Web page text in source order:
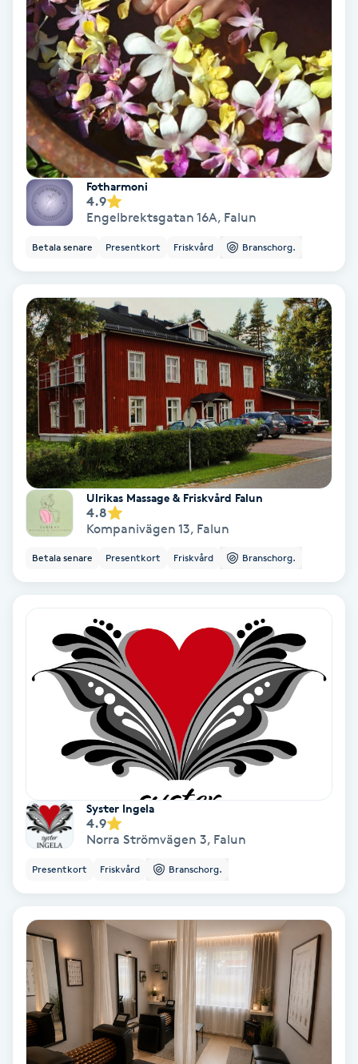
Läpptatuering
Makeup
Manikyr & Pedikyr
Massage
Medial vägledning
Meditation
Medium
Megavolymfransar
Melasma
Mesoterapi
MicroPen
Microshading
Mixfransar
Nagelförlängning
Nagelförlängning akryl
Nagelförlängning gelé
Nagelförlängning glasfiber
Nagelförlängning silke
Nagelförstärkning
Nagelklippning
Nagelsvamp
Fotharmoni
4.9
Engelbrektsgatan 16A, Falun
Betala senare Presentkort Friskvård Branschorg.
Ulrikas Massage & Friskvård Falun
4.8
Kompanivägen 13, Falun
Betala senare Presentkort Friskvård Branschorg.
Syster Ingela
4.9
Norra Strömvägen 3, Falun
Presentkort Friskvård Branschorg.